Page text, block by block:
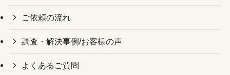
ご依頼の流れ
調査・解決事例/お客様の声
よくあるご質問